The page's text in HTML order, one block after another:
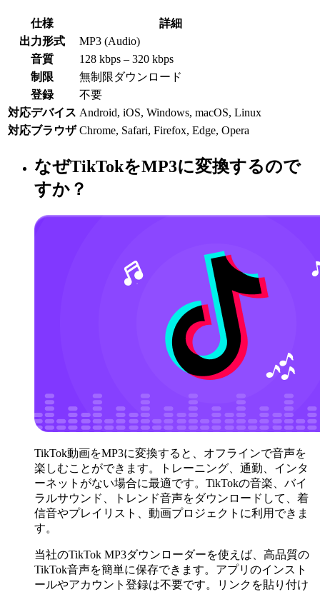
仕様
詳細
出力形式
MP3 (Audio)
音質
128 kbps – 320 kbps
制限
無制限ダウンロード
登録
不要
対応デバイス Android, iOS, Windows, macOS, Linux
対応ブラウザ Chrome, Safari, Firefox, Edge, Opera
なぜTikTokをMP3に変換するので
すか？
TikTok動画をMP3に変換すると、オフラインで音声を
楽しむことができます。トレーニング、通勤、インタ
ーネットがない場合に最適です。TikTokの音楽、バイ
ラルサウンド、トレンド音声をダウンロードして、着
信音やプレイリスト、動画プロジェクトに利用できま
す。
当社のTikTok MP3ダウンローダーを使えば、高品質の
TikTok音声を簡単に保存できます。アプリのインスト
ールやアカウント登録は不要です。リンクを貼り付け